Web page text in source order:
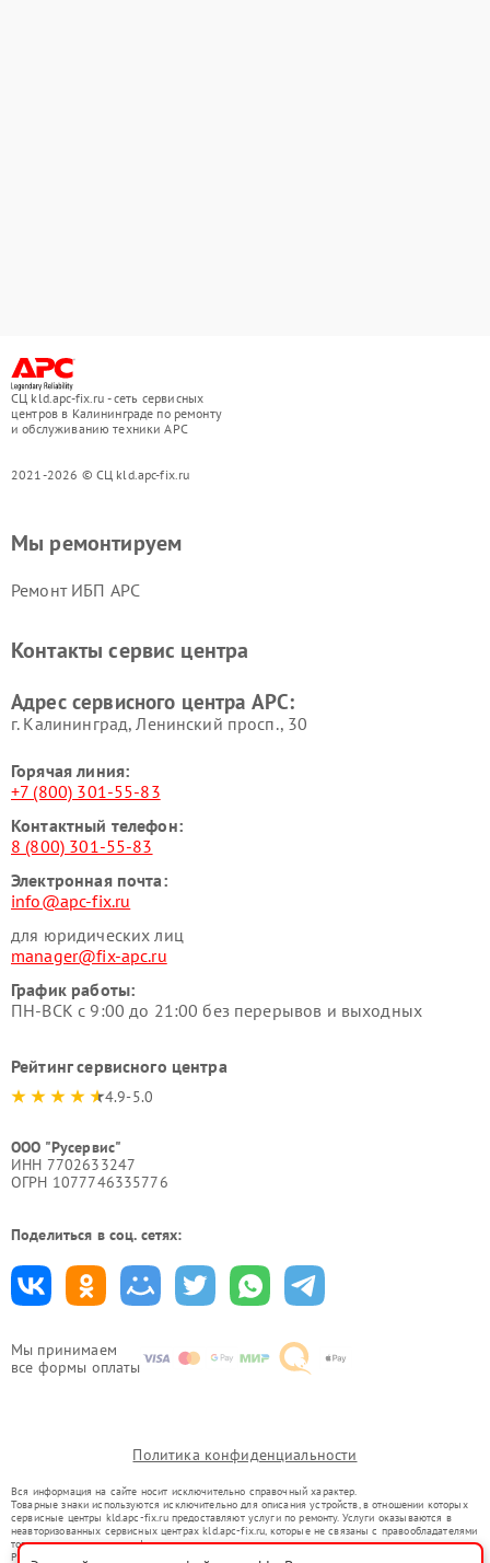
СЦ kld.apc-fix.ru - сеть сервисных
центров в Калининграде по ремонту
и обслуживанию техники APC
2021-2026 © СЦ kld.apc-fix.ru
Мы принимаем
все формы оплаты
Мы ремонтируем
Ремонт ИБП APC
Контакты сервис центра
Адрес сервисного центра APC:
г. Калининград, Ленинский просп., 30
Горячая линия:
+7 (800) 301-55-83
Контактный телефон:
8 (800) 301-55-83
Электронная почта:
info@apc-fix.ru
для юридических лиц
manager@fix-apc.ru
График работы:
ПН-ВСК с 9:00 до 21:00 без перерывов и выходных
Рейтинг сервисного центра
4.9-5.0
ООО "Русервис"
ИНН 7702633247
ОГРН 1077746335776
Поделиться в соц. сетях:
Политика конфиденциальности
Вся информация на сайте носит исключительно справочный характер.
Товарные знаки используются исключительно для описания устройств, в отношении которых
сервисные центры kld.apc-fix.ru предоставляют услуги по ремонту. Услуги оказываются в
неавторизованных сервисных центрах kld.apc-fix.ru, которые не связаны с правообладателями
товарных знаков или их официальными представителями.
Ремонт осуществляется для устройств, уже введенных в гражданский оборот в соответствии